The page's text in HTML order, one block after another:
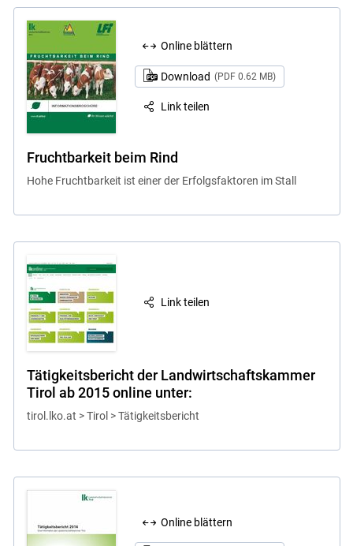
Online blättern
Download (PDF 0.62 MB)
Link teilen
Fruchtbarkeit beim Rind
Hohe Fruchtbarkeit ist einer der Erfolgsfaktoren im Stall
Link teilen
Tätigkeitsbericht der Landwirtschaftskammer
Tirol ab 2015 online unter:
tirol.lko.at > Tirol > Tätigkeitsbericht
Online blättern